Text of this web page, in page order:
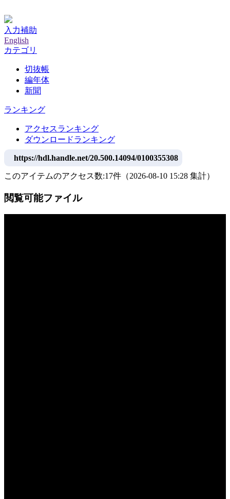
入力補助
English
カテゴリ
切抜帳
編年体
新聞
ランキング
アクセスランキング
ダウンロードランキング
https://hdl.handle.net/20.500.14094/0100355308
このアイテムのアクセス数:17件 （2026-08-10 15:28 集計）
閲覧可能ファイル